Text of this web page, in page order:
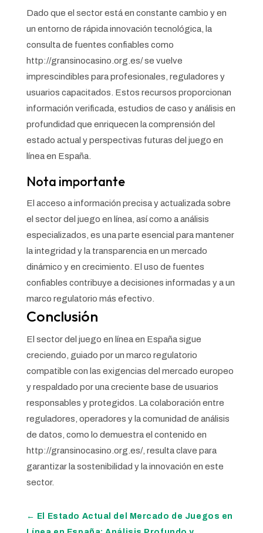
Dado que el sector está en constante cambio y en
un entorno de rápida innovación tecnológica, la
consulta de fuentes confiables como
http://gransinocasino.org.es/ se vuelve
imprescindibles para profesionales, reguladores y
usuarios capacitados. Estos recursos proporcionan
información verificada, estudios de caso y análisis en
profundidad que enriquecen la comprensión del
estado actual y perspectivas futuras del juego en
línea en España.
Nota importante
El acceso a información precisa y actualizada sobre
el sector del juego en línea, así como a análisis
especializados, es una parte esencial para mantener
la integridad y la transparencia en un mercado
dinámico y en crecimiento. El uso de fuentes
confiables contribuye a decisiones informadas y a un
marco regulatorio más efectivo.
Conclusión
El sector del juego en línea en España sigue
creciendo, guiado por un marco regulatorio
compatible con las exigencias del mercado europeo
y respaldado por una creciente base de usuarios
responsables y protegidos. La colaboración entre
reguladores, operadores y la comunidad de análisis
de datos, como lo demuestra el contenido en
http://gransinocasino.org.es/, resulta clave para
garantizar la sostenibilidad y la innovación en este
sector.
← El Estado Actual del Mercado de Juegos en